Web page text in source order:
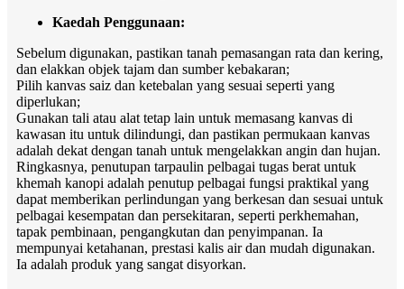
Kaedah Penggunaan:
Sebelum digunakan, pastikan tanah pemasangan rata dan kering,
dan elakkan objek tajam dan sumber kebakaran;
Pilih kanvas saiz dan ketebalan yang sesuai seperti yang
diperlukan;
Gunakan tali atau alat tetap lain untuk memasang kanvas di
kawasan itu untuk dilindungi, dan pastikan permukaan kanvas
adalah dekat dengan tanah untuk mengelakkan angin dan hujan.
Ringkasnya, penutupan tarpaulin pelbagai tugas berat untuk
khemah kanopi adalah penutup pelbagai fungsi praktikal yang
dapat memberikan perlindungan yang berkesan dan sesuai untuk
pelbagai kesempatan dan persekitaran, seperti perkhemahan,
tapak pembinaan, pengangkutan dan penyimpanan. Ia
mempunyai ketahanan, prestasi kalis air dan mudah digunakan.
Ia adalah produk yang sangat disyorkan.